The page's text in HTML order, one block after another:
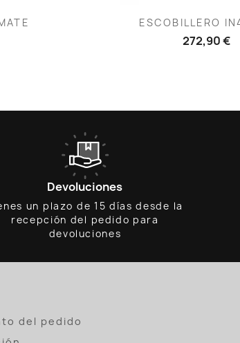
 Vista
ESCOBILLERO
272,90 €
Devoluciones
un plazo de 15 días desde la
recepción del pedido para
devoluciones
del pedido